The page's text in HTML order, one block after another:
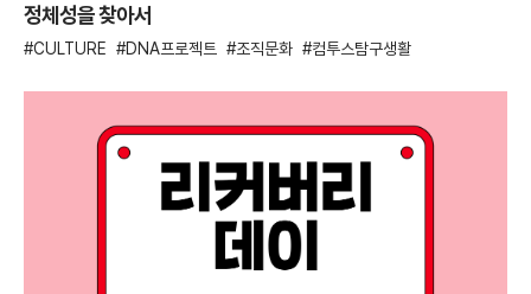
정체성을 찾아서
CULTURE DNA프로젝트 조직문화 컴투스탐구생활